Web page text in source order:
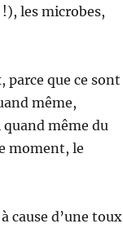
les microbes,
parce que ce sont
même,
même du
moment, le
cause d’une toux